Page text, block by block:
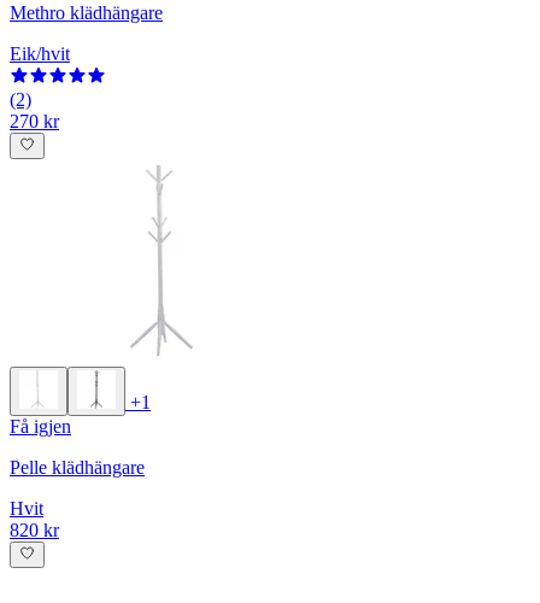
Methro klädhängare
Eik/hvit
(2)
270 kr
+1
Få igjen
Pelle klädhängare
Hvit
820 kr